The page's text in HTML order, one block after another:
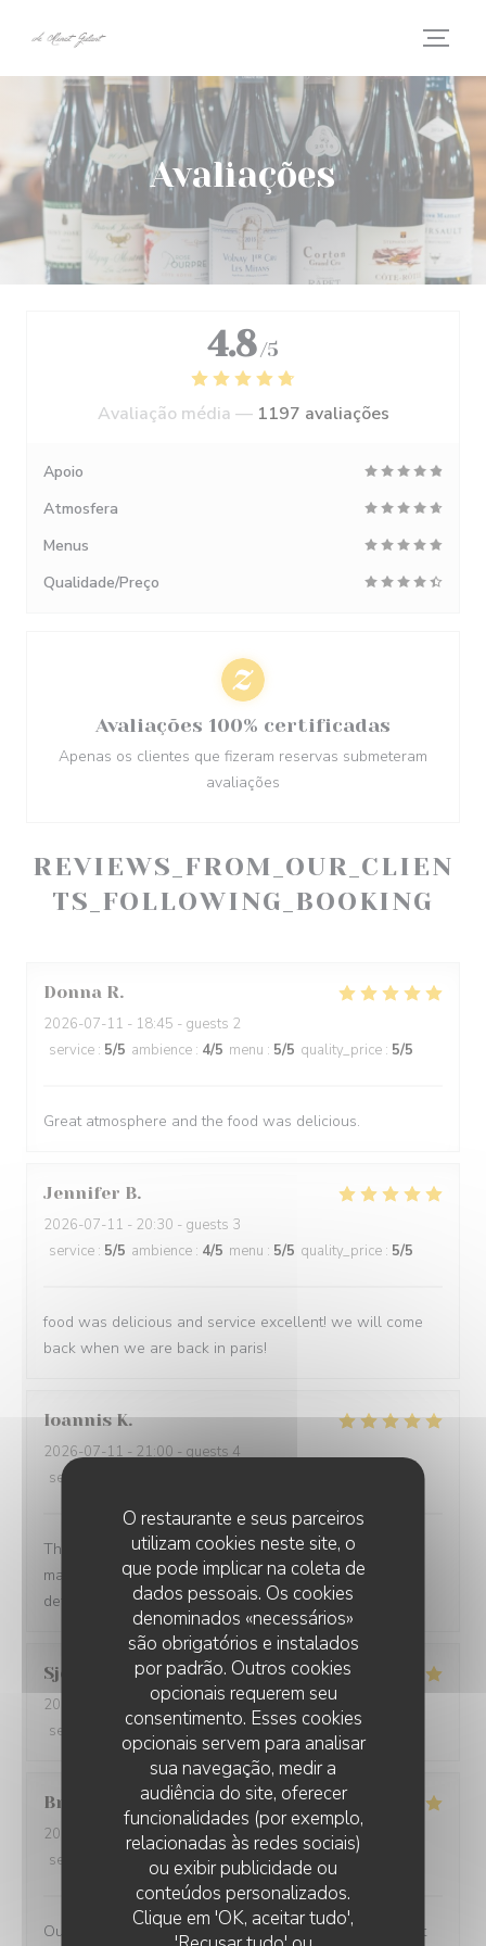
O restaurante e seus parceiros
utilizam cookies neste site, o
que pode implicar na coleta de
dados pessoais. Os cookies
denominados «necessários»
são obrigatórios e instalados
por padrão. Outros cookies
opcionais requerem seu
consentimento. Esses cookies
opcionais servem para analisar
sua navegação, medir a
audiência do site, oferecer
funcionalidades (por exemplo,
relacionadas às redes sociais)
ou exibir publicidade ou
conteúdos personalizados.
Clique em 'OK, aceitar tudo',
Avaliações
REVIEWS_FROM_OUR_CLIEN
TS_FOLLOWING_BOOKING
Donna R
2026-07-11 - 18:45 - guests 2
service : 5/5 ambience : 4/5 menu : 5/5 quality_price : 5/5
Great atmosphere and the food was delicious.
Jennifer B
2026-07-11 - 20:30 - guests 3
service : 5/5 ambience : 4/5 menu : 5/5 quality_price : 5/5
food was delicious and service excellent! we will come
back when we are back in paris!
Ioannis K
2026-07-11 - 21:00 - guests 4
service
The service was quick and high professional and the
manager treat us so well. We felt so welcomed. Will
definitely come back.
Sjoerd
2026-07-10
- 19:30 - guests 2
service
ambience: 4/5 menu: 5/5 quality_price
Bruce
2026-07-09
- 19:30 - guests 4
service
ambience:5/5 menu:5/5 quality_price
Outstanding food and service. The service was the best
4.8 /5
Avaliação média — 1197 avaliações
Apoio
Atmosfera
Menus
Qualidade/Preço
Avaliações 100% certificadas
Apenas os clientes que fizeram reservas submeteram
avaliações